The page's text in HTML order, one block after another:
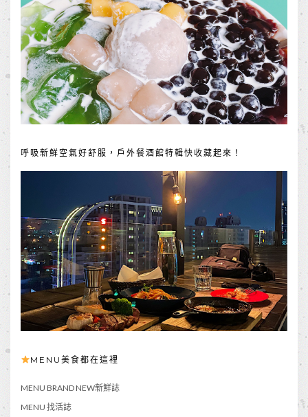
呼吸新鮮空氣好舒服，戶外餐酒館特輯快收藏起來！
MENU美食都在這裡
MENU BRAND NEW新鮮誌
MENU 找活誌